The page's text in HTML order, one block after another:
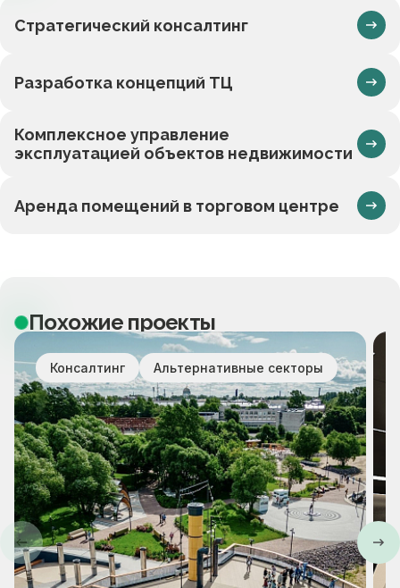
Стратегический консалтинг
Разработка концепций ТЦ
Комплексное управление
эксплуатацией объектов недвижимости
Аренда помещений в торговом центре
Похожие проекты
Консалтинг Альтернативные секторы